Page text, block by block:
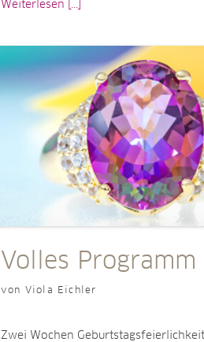
Weiterlesen [...]
Volles
von Viola Eichler
Zwei Wochen